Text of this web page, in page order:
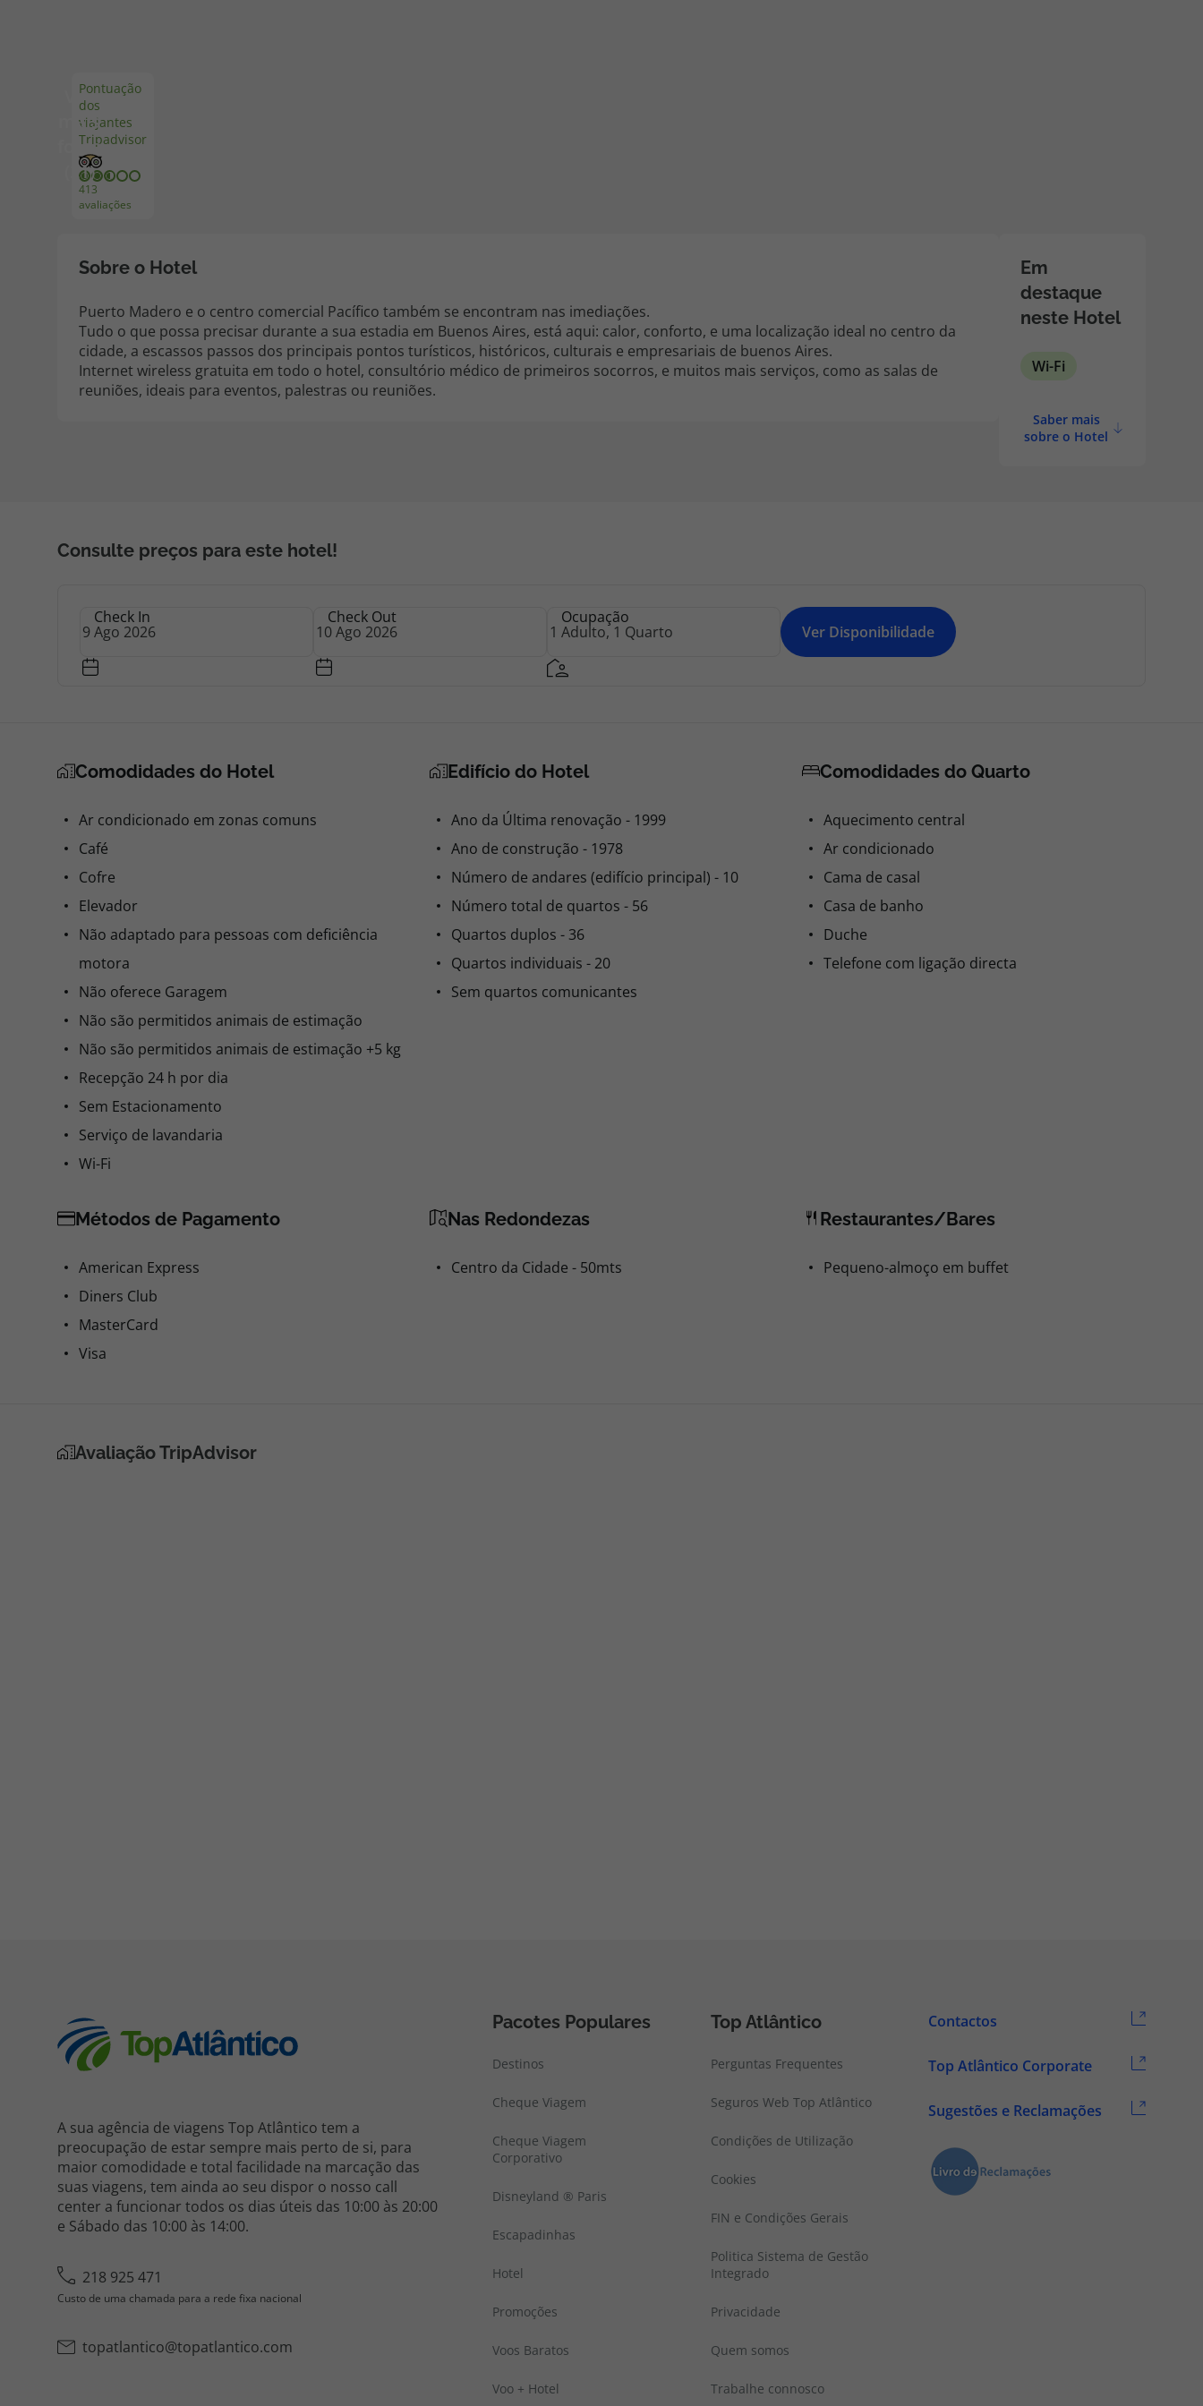
Disneyland ® Paris
Pontuação
dos
viajantes
Tripadvisor
413
avaliações
Ver
mais
fotos
(21)
Sobre o Hotel
Puerto Madero e o centro comercial Pacífico também se encontram nas imediações.
Tudo o que possa precisar durante a sua estadia em Buenos Aires, está aqui: calor, conforto, e uma localização ideal no centro da
cidade, a escassos passos dos principais pontos turísticos, históricos, culturais e empresariais de buenos Aires.
Internet wireless gratuita em todo o hotel, consultório médico de primeiros socorros, e muitos mais serviços, como as salas de
reuniões, ideais para eventos, palestras ou reuniões.
Em
destaque
neste Hotel
Wi-Fi
Saber mais
sobre o Hotel
Consulte preços para este hotel!
Check In Check Out Ocupação
Ver Disponibilidade
Comodidades do Hotel
Ar condicionado em zonas comuns
Café
Cofre
Elevador
Não adaptado para pessoas com deficiência
motora
Não oferece Garagem
Não são permitidos animais de estimação
Não são permitidos animais de estimação +5 kg
Recepção 24 h por dia
Sem Estacionamento
Serviço de lavandaria
Wi-Fi
Edifício do Hotel
Ano da Última renovação - 1999
Ano de construção - 1978
Número de andares (edifício principal) - 10
Número total de quartos - 56
Quartos duplos - 36
Quartos individuais - 20
Sem quartos comunicantes
Comodidades do Quarto
Aquecimento central
Ar condicionado
Cama de casal
Casa de banho
Duche
Telefone com ligação directa
Métodos de Pagamento
American Express
Diners Club
MasterCard
Visa
Nas Redondezas
Centro da Cidade - 50mts
Restaurantes/Bares
Pequeno-almoço em buffet
Avaliação TripAdvisor
A sua agência de viagens Top Atlântico tem a
preocupação de estar sempre mais perto de si, para
maior comodidade e total facilidade na marcação das
suas viagens, tem ainda ao seu dispor o nosso call
center a funcionar todos os dias úteis das 10:00 às 20:00
e Sábado das 10:00 às 14:00.
218 925 471
Custo de uma chamada para a rede fixa nacional
topatlantico@topatlantico.com
Pacotes Populares
Destinos
Cheque Viagem
Cheque Viagem
Corporativo
Disneyland ® Paris
Escapadinhas
Hotel
Promoções
Voos Baratos
Voo + Hotel
Top Atlântico
Perguntas Frequentes
Seguros Web Top Atlântico
Condições de Utilização
Cookies
FIN e Condições Gerais
Politica Sistema de Gestão
Integrado
Privacidade
Quem somos
Trabalhe connosco
Contactos
Top Atlântico Corporate
Sugestões e Reclamações